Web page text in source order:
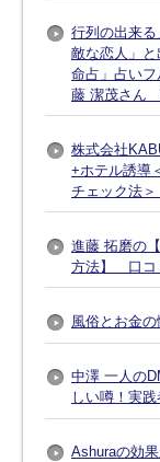
行列の出来
敵な恋人」
命占」占い
藤 潔茂さん
株式会社
+ホテル誘導
チェック法
進藤 拓磨の
方法】 口コ
風俗とお金
中澤 一人の
しい噂！実
Ashuraの効